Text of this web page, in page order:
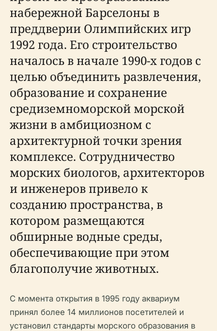
набережной Барселоны в
преддверии Олимпийских игр
1992 года. Его строительство
началось в начале 1990-х годов с
целью объединить развлечения,
образование и сохранение
средиземноморской морской
жизни в амбициозном с
архитектурной точки зрения
комплексе. Сотрудничество
морских биологов, архитекторов
и инженеров привело к
созданию пространства, в
котором размещаются
обширные водные среды,
обеспечивающие при этом
благополучие животных.
С момента открытия в 1995 году аквариум
принял более 14 миллионов посетителей и
установил стандарты морского образования в